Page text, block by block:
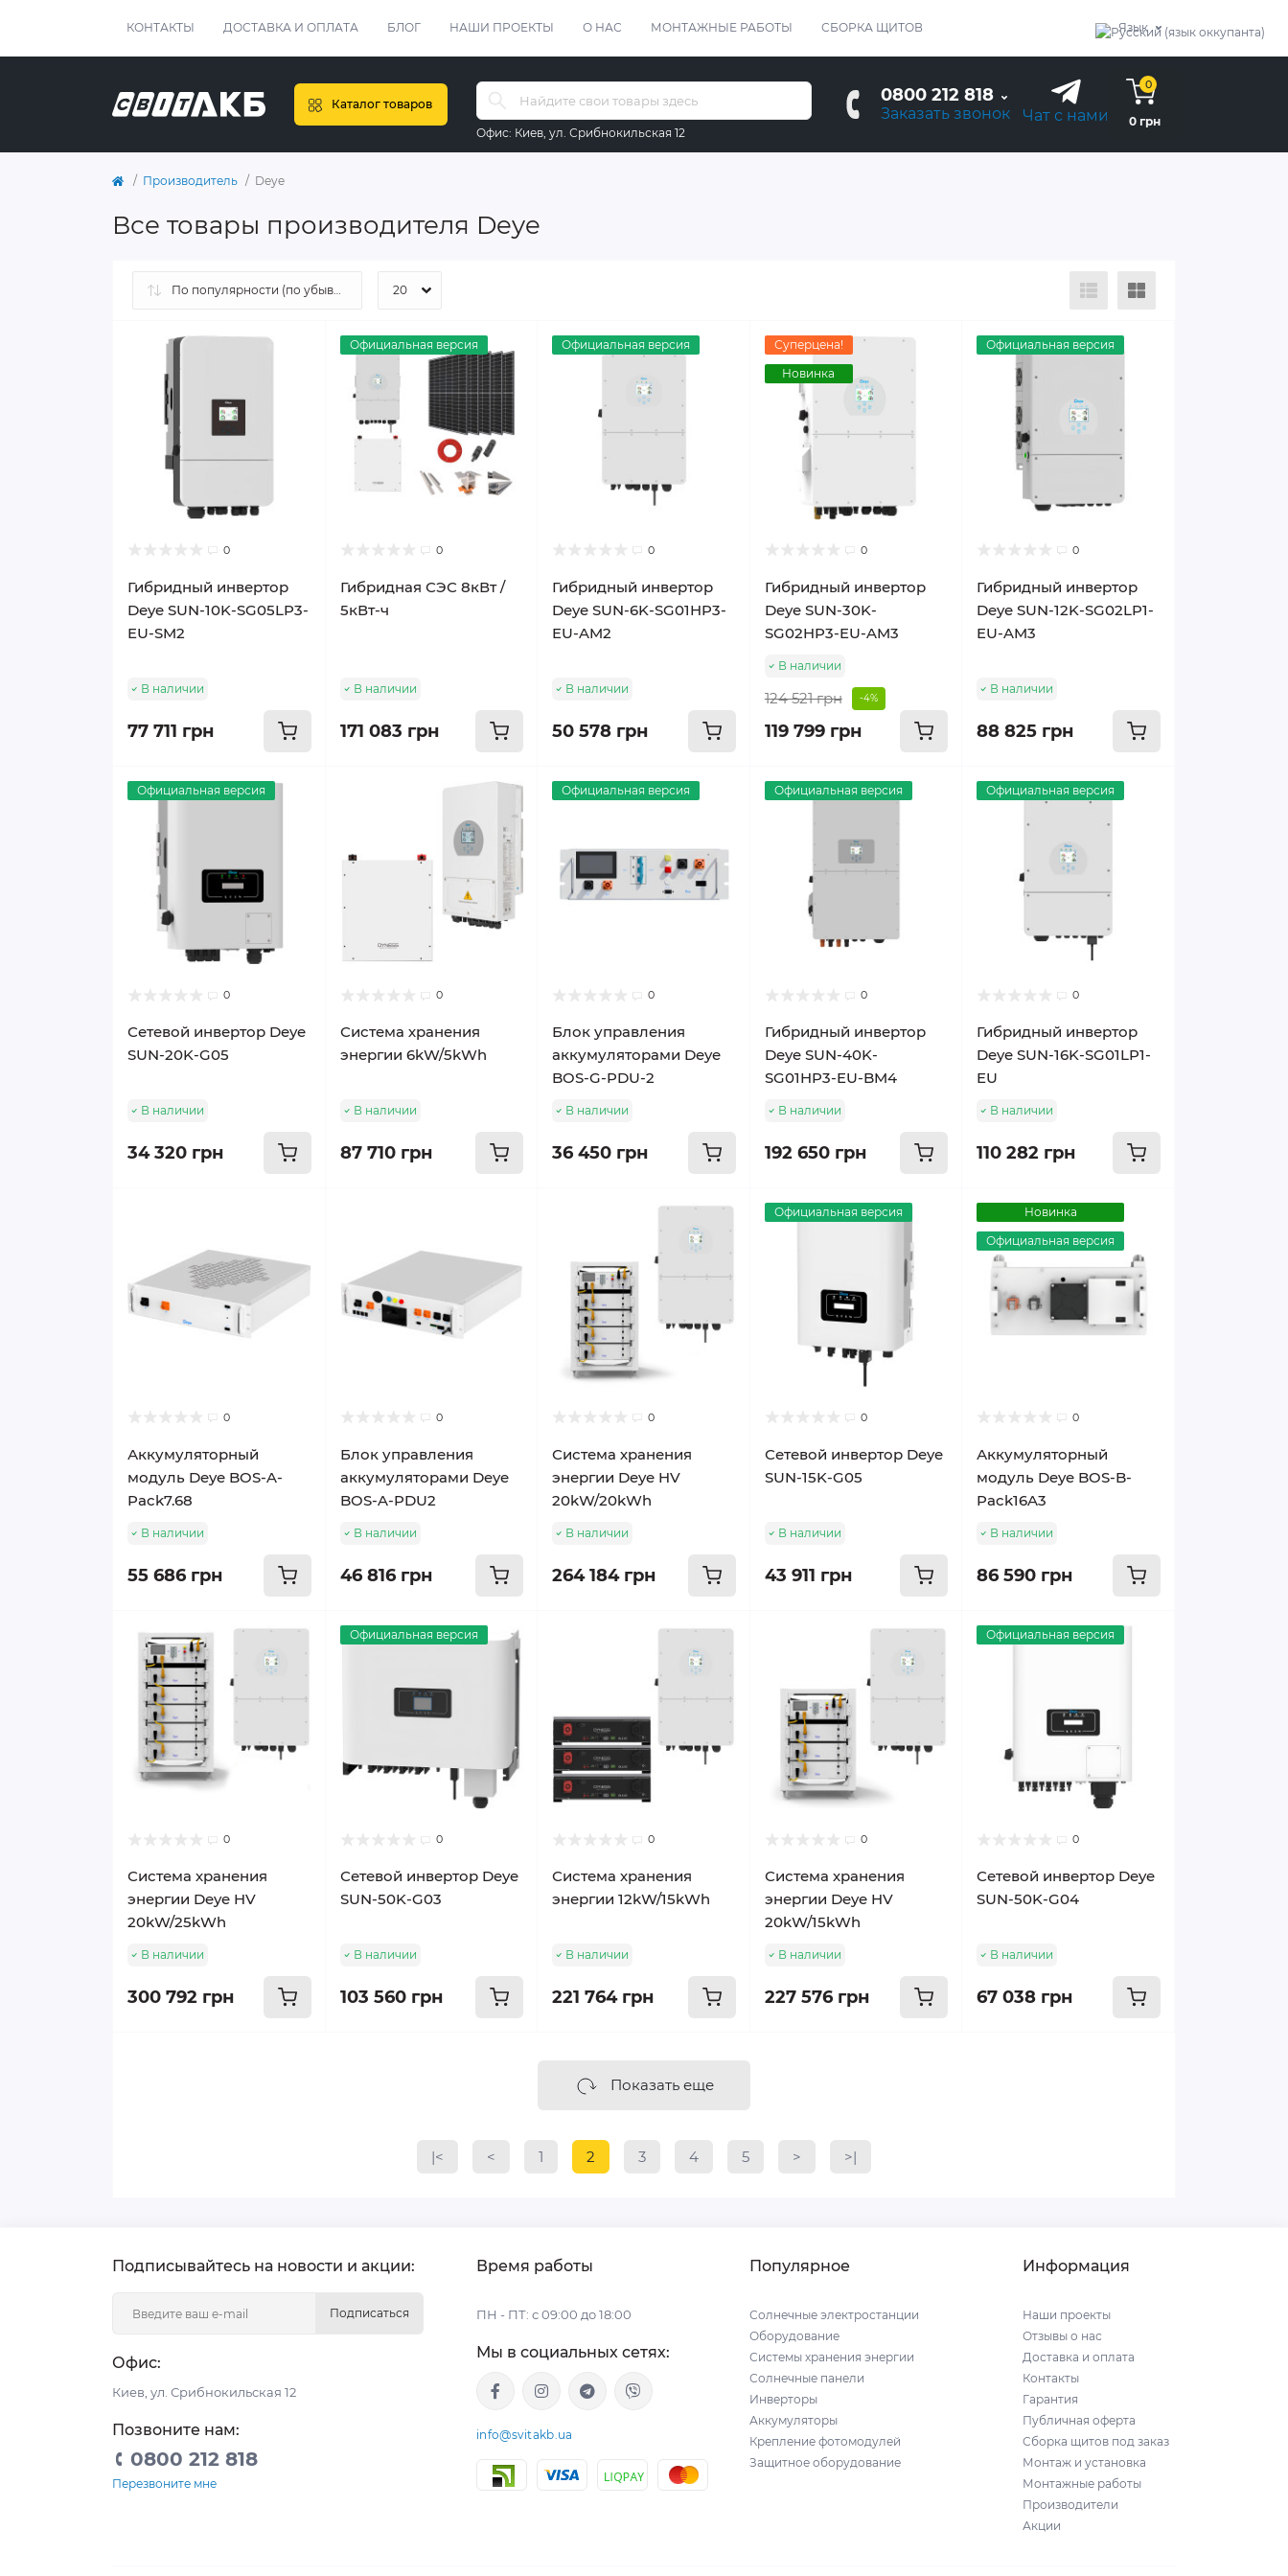
КОНТАКТЫ ДОСТАВКА И ОПЛАТА БЛОГ НАШИ ПРОЕКТЫ О НАС МОНТАЖНЫЕ РАБОТЫ СБОРКА ЩИТОВ Язык
Каталог товаров
Офис: Киев, ул. Срибнокильская 12
0800 212 818
Заказать звонок Чат с нами
0
0 грн
Производитель Deye
Все товары производителя Deye
0
Гибридный инвертор
Deye SUN-10K-SG05LP3-
EU-SM2
В наличии
77 711 грн
Официальная версия
0
Гибридная СЭС 8кВт /
5кВт-ч
В наличии
171 083 грн
Официальная версия
0
Гибридный инвертор
Deye SUN-6K-SG01HP3-
EU-AM2
В наличии
50 578 грн
Суперцена!
Новинка
0
Гибридный инвертор
Deye SUN-30K-
SG02HP3-EU-AM3
В наличии
124 521 грн -4%
119 799 грн
Официальная версия
0
Гибридный инвертор
Deye SUN-12K-SG02LP1-
EU-AM3
В наличии
88 825 грн
Официальная версия
0
Сетевой инвертор Deye
SUN-20K-G05
В наличии
34 320 грн
0
Система хранения
энергии 6kW/5kWh
В наличии
87 710 грн
Официальная версия
0
Блок управления
аккумуляторами Deye
BOS-G-PDU-2
В наличии
36 450 грн
Официальная версия
0
Гибридный инвертор
Deye SUN-40K-
SG01HP3-EU-BM4
В наличии
192 650 грн
Официальная версия
0
Гибридный инвертор
Deye SUN-16K-SG01LP1-
EU
В наличии
110 282 грн
0
Аккумуляторный
модуль Deye BOS-A-
Pack7.68
В наличии
55 686 грн
0
Блок управления
аккумуляторами Deye
BOS-A-PDU2
В наличии
46 816 грн
0
Система хранения
энергии Deye HV
20kW/20kWh
В наличии
264 184 грн
Официальная версия
0
Сетевой инвертор Deye
SUN-15K-G05
В наличии
43 911 грн
Новинка
Официальная версия
0
Аккумуляторный
модуль Deye BOS-B-
Pack16A3
В наличии
86 590 грн
0
Система хранения
энергии Deye HV
20kW/25kWh
В наличии
300 792 грн
Официальная версия
0
Сетевой инвертор Deye
SUN-50K-G03
В наличии
103 560 грн
0
Система хранения
энергии 12kW/15kWh
В наличии
221 764 грн
0
Система хранения
энергии Deye HV
20kW/15kWh
В наличии
227 576 грн
Официальная версия
0
Сетевой инвертор Deye
SUN-50K-G04
В наличии
67 038 грн
Показать еще
|< < 1 2 3 4 5 > >|
Подписывайтесь на новости и акции:
Подписаться
Офис:
Киев, ул. Срибнокильская 12
Позвоните нам:
0800 212 818
Перезвоните мне
Время работы
ПН - ПТ: с 09:00 до 18:00
Мы в социальных сетях:
info@svitakb.ua
Популярное
Солнечные электростанции
Оборудование
Системы хранения энергии
Солнечные панели
Инверторы
Аккумуляторы
Крепление фотомодулей
Защитное оборудование
Информация
Наши проекты
Отзывы о нас
Доставка и оплата
Контакты
Гарантия
Публичная оферта
Сборка щитов под заказ
Монтаж и установка
Монтажные работы
Производители
Акции